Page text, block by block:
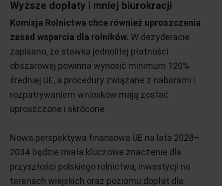
Wyższe dopłaty i mniej biurokracji
Komisja Rolnictwa chce również uproszczenia
zasad wsparcia dla rolników. W dezyderacie
zapisano, że stawka jednolitej płatności
obszarowej powinna wynosić minimum 120%
średniej UE, a procedury związane z naborami i
rozpatrywaniem wniosków mają zostać
uproszczone i skrócone.
Nowa perspektywa finansowa UE na lata 2028–
2034 będzie miała kluczowe znaczenie dla
przyszłości polskiego rolnictwa, inwestycji na
terenach wiejskich oraz poziomu dopłat dla